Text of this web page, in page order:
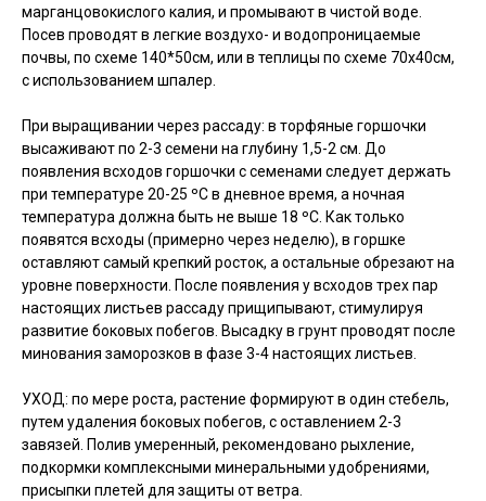
марганцовокислого калия, и промывают в чистой воде.
Посев проводят в легкие воздухо- и водопроницаемые
почвы, по схеме 140*50см, или в теплицы по схеме 70х40см,
с использованием шпалер.
При выращивании через рассаду: в торфяные горшочки
высаживают по 2-3 семени на глубину 1,5-2 см. До
появления всходов горшочки с семенами следует держать
при температуре 20-25 ºC в дневное время, а ночная
температура должна быть не выше 18 ºC. Как только
появятся всходы (примерно через неделю), в горшке
оставляют самый крепкий росток, а остальные обрезают на
уровне поверхности. После появления у всходов трех пар
настоящих листьев рассаду прищипывают, стимулируя
развитие боковых побегов. Высадку в грунт проводят после
минования заморозков в фазе 3-4 настоящих листьев.
УХОД: по мере роста, растение формируют в один стебель,
путем удаления боковых побегов, с оставлением 2-3
завязей. Полив умеренный, рекомендовано рыхление,
подкормки комплексными минеральными удобрениями,
присыпки плетей для защиты от ветра.